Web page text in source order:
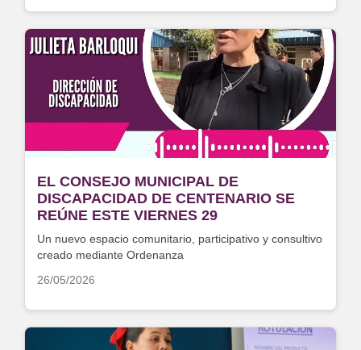
EL CONSEJO MUNICIPAL DE
DISCAPACIDAD DE CENTENARIO SE
REÚNE ESTE VIERNES 29
Un nuevo espacio comunitario, participativo y consultivo
creado mediante Ordenanza
26/05/2026